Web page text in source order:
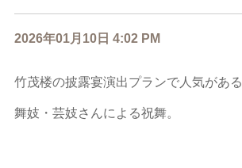
2026年01月10日 4:02 PM
竹茂楼の披露宴演出プランで人気がある
舞妓・芸妓さんによる祝舞。